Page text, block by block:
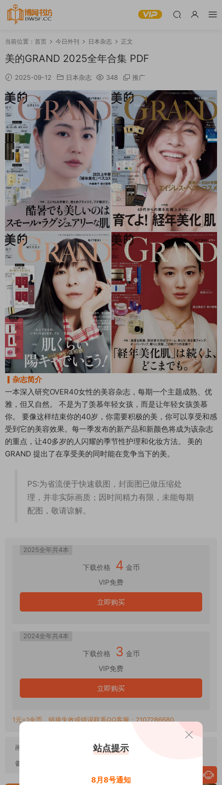
当前位置： 首页 今日外刊 日本杂志 正文
美的GRAND 2025全年合集 PDF
2025-09-12 日本杂志 348 推广
▎杂志简介
一本深入研究OVER40女性的美容杂志，每期一个主题成熟、优
雅，但又自然。 不是为了羡慕年轻女孩，而是让年轻女孩羡慕
你。 要像这样结束你的40岁，你需要积极的美，你可以享受和感
受到它的美容效果。每一季发布的新产品和新颜色将成为该杂志
的重点，让40多岁的人闪耀的季节性护理和化妆方法。 美的
GRAND 提出了在享受美的同时能在竞争当下的美。
PS:为省流便于快速载图，封面图已做压缩处
理，并非实际画质；因时间精力有限，未能每期
配图，敬请谅解。
2025全年共4本
下载价格 4 金币
VIP免费
立即购买
2024全年共4本
下载价格 3 金币
VIP免费
立即购买
1元=1金币，链接失效或错误联系QQ客服：2107286680
画质：
备注：
站点提示
8月8号通知